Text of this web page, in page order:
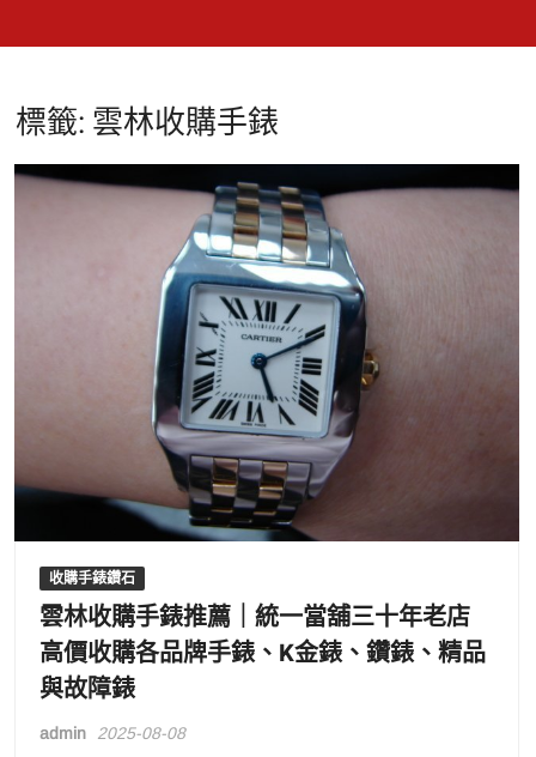
標籤: 雲林收購手錶
收購手錶鑽石
雲林收購手錶推薦｜統一當舖三十年老店
高價收購各品牌手錶、K金錶、鑽錶、精品
與故障錶
admin 2025-08-08